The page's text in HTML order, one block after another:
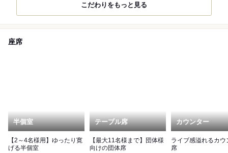
こだわりをもっと見る
座席
半個室
【2～4名様用】ゆったり寛
げる半個室
テーブル席
【最大11名様まで】団体様
向けの団体席
カウンター
ライブ感溢れるカウ
席